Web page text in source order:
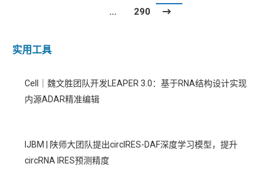
…
290
实用工具
Cell｜魏文胜团队开发LEAPER 3.0：基于RNA结构设计实现
内源ADAR精准编辑
IJBM | 陕师大团队提出circIRES-DAF深度学习模型，提升
circRNA IRES预测精度